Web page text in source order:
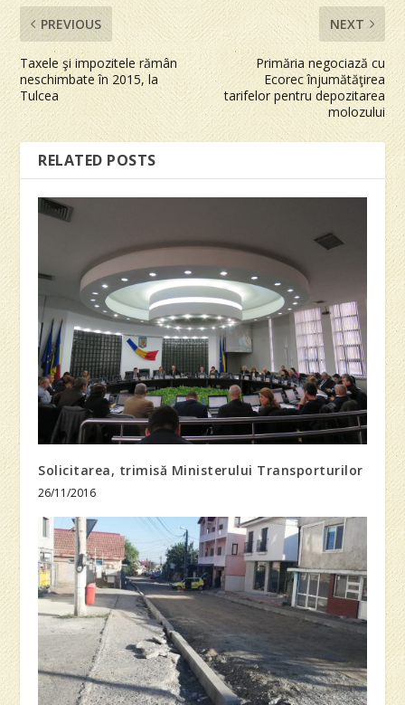
PREVIOUS
Taxele şi impozitele rămân
neschimbate în 2015, la
Tulcea
NEXT
Primăria negociază cu
Ecorec înjumătăţirea
tarifelor pentru depozitarea
molozului
RELATED POSTS
Solicitarea, trimisă Ministerului Transporturilor
26/11/2016